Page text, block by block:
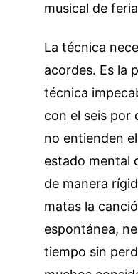
musical de
La técnica
acordes. Es la
técnica
con el seis por
no entienden
estado mental
de manera
matas la
espontánea,
tiempo sin